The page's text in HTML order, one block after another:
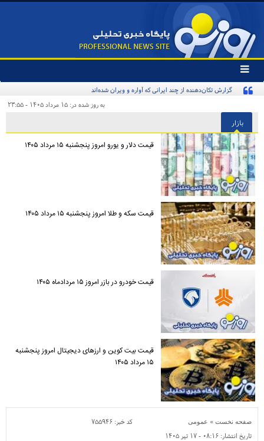
تغییر
وضعیت
منوی
ها
گزارش تکان‌دهنده از چند ایرانی که آواره و ویران شده‌اند
به روز شده در: ۱۵ مرداد ۱۴۰۵ - ۲۳:۵۵
بازار
قیمت دلار و یورو امروز پنجشنبه ۱۵ مرداد ۱۴۰۵
قیمت سکه و طلا امروز پنجشنبه ۱۵ مرداد ۱۴۰۵
قیمت خودرو در بازر امروز ۱۵ مردادماه ۱۴۰۵
قیمت بیت کوین و ارز‌های دیجیتال امروز پنجشنبه
۱۵ مرداد ۱۴۰۵
صفحه نخست » عمومی کد خبر: ۷۵۵۹۴۶
تاریخ انتشار: ۰۸:۱۶ - ۱۷ تير ۱۴۰۵